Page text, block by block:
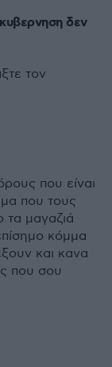
δεν
τον
που είναι
που τους
τα μαγαζιά
κόμμα
και κανα
που σου